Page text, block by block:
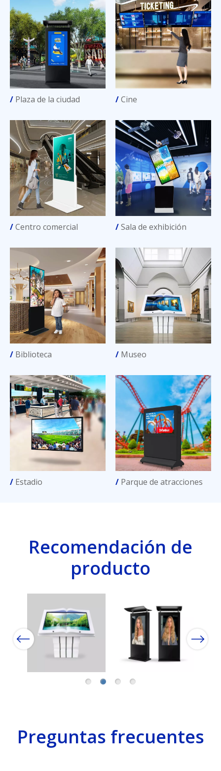
/ Plaza de la ciudad /Cine
/Centro comercial /Sala de exhibición
/ Biblioteca / Museo
/ Estadio / Parque de atracciones
Recomendación de
producto
Previous Next
Preguntas frecuentes